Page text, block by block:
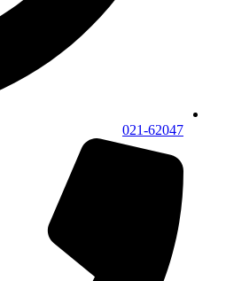
021-62047